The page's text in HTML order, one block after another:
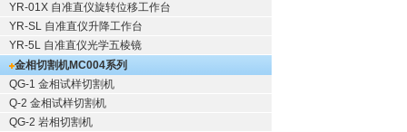
YR-01X 自准直仪旋转位移工作台
YR-SL 自准直仪升降工作台
YR-5L 自准直仪光学五棱镜
金相切割机MC004系列
QG-1 金相试样切割机
Q-2 金相试样切割机
QG-2 岩相切割机